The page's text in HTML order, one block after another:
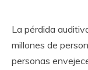
La pérdida
millones de
personas